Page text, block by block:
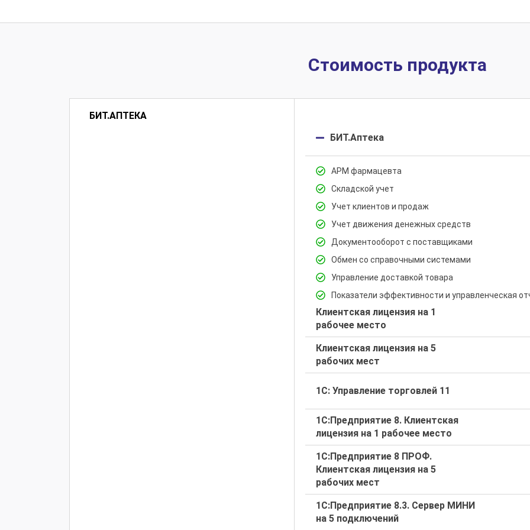
Стоимость продукта
БИТ.АПТЕКА
БИТ.Аптека
АРМ фармацевта
Складской учет
Учет клиентов и продаж
Учет движения денежных средств
Документооборот с поставщиками
Обмен со справочными системами
Управление доставкой товара
Показатели эффективности и управленческая
Клиентская лицензия на 1
рабочее место
Клиентская лицензия на 5
рабочих мест
1С: Управление торговлей 11
1С:Предприятие 8. Клиентская
лицензия на 1 рабочее место
1С:Предприятие 8 ПРОФ.
Клиентская лицензия на 5
рабочих мест
1С:Предприятие 8.3. Сервер МИНИ
на 5 подключений